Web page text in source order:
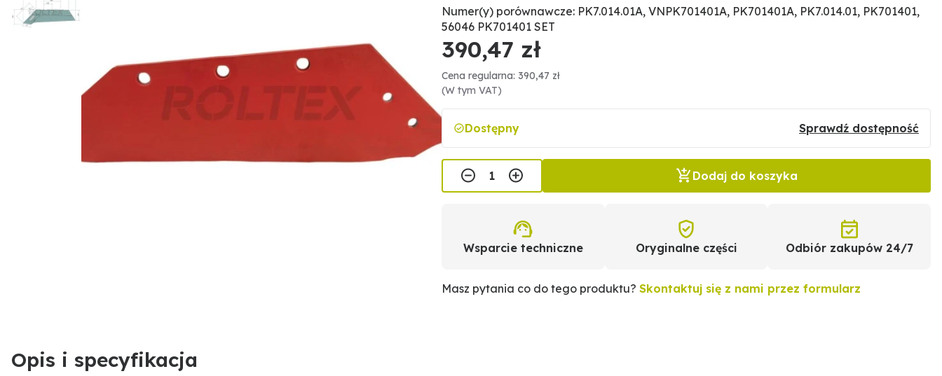
Numer(y) porównawcze: PK7.014.01A, VNPK701401A, PK701401A, PK7.014.01, PK701401,
56046 PK701401 SET
390,47 zł
Cena regularna: 390,47 zł
(W tym VAT)
Dostępny Sprawdź dostępność
Dodaj do koszyka
Wsparcie techniczne Oryginalne części Odbiór zakupów 24/7
Masz pytania co do tego produktu?Skontaktuj się z nami przez formularz
Opis i specyfikacja